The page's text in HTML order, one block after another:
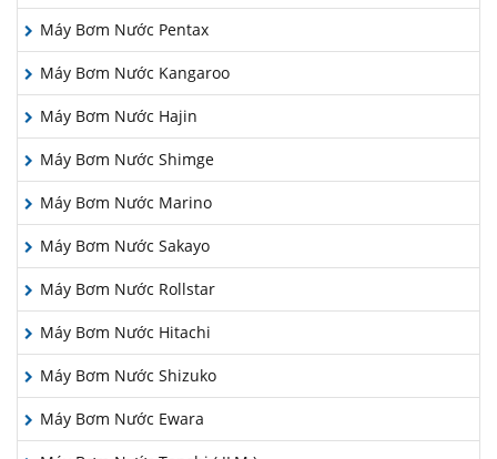
Máy Bơm Nước Pentax
Máy Bơm Nước Kangaroo
Máy Bơm Nước Hajin
Máy Bơm Nước Shimge
Máy Bơm Nước Marino
Máy Bơm Nước Sakayo
Máy Bơm Nước Rollstar
Máy Bơm Nước Hitachi
Máy Bơm Nước Shizuko
Máy Bơm Nước Ewara